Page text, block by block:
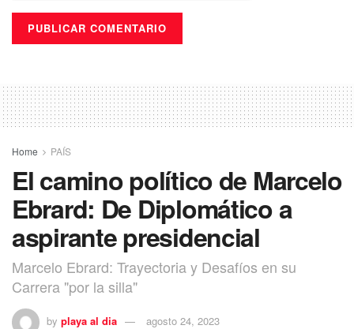
Home PAÍS
El camino político de Marcelo
Ebrard: De Diplomático a
aspirante presidencial
Marcelo Ebrard: Trayectoria y Desafíos en su
Carrera "por la silla"
by playa al dia agosto 24, 2023